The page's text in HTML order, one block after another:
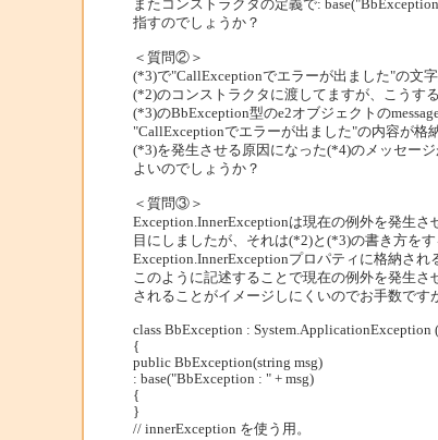
またコンストラクタの定義で:
指すのでしょうか？
＜質問②＞
(*3)で"CallExceptionでエラーが出ました"の文
(*2)のコンストラクタに渡してますが、こうす
(*3)のBbException型のe2オブジェクトの
"CallExceptionでエラーが出ました"の内容が格
(*3)を発生させる原因になった(*4)のメッセー
よいのでしょうか？
＜質問③＞
Exception.InnerExceptionは現在の例外を発生さ
目にしましたが、それは(*2)と(*3)の書き方を
Exception.InnerExceptionプロパティに格納され
このように記述することで現在の例外を発生さ
されることがイメージしにくいのでお手数です
class BbException : System.ApplicationException
{
public BbException(string msg)
: base("BbException : " + msg)
{
}
// innerException を使う用。